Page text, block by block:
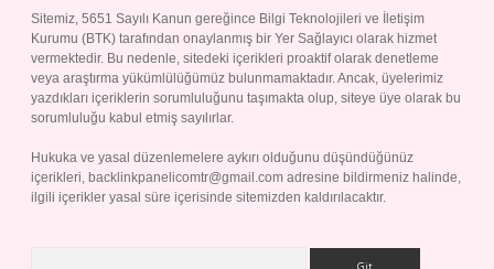
Sitemiz, 5651 Sayılı Kanun gereğince Bilgi Teknolojileri ve İletişim
Kurumu (BTK) tarafından onaylanmış bir Yer Sağlayıcı olarak hizmet
vermektedir. Bu nedenle, sitedeki içerikleri proaktif olarak denetleme
veya araştırma yükümlülüğümüz bulunmamaktadır. Ancak, üyelerimiz
yazdıkları içeriklerin sorumluluğunu taşımakta olup, siteye üye olarak bu
sorumluluğu kabul etmiş sayılırlar.
Hukuka ve yasal düzenlemelere aykırı olduğunu düşündüğünüz
içerikleri, backlinkpanelicomtr@gmail.com adresine bildirmeniz halinde,
ilgili içerikler yasal süre içerisinde sitemizden kaldırılacaktır.